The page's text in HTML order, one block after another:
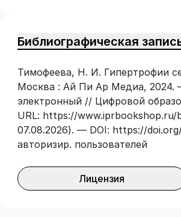
Библиографическая
Тимофеева, Н. И. Гипертрофии
Москва : Ай Пи Ар Медиа, 2024.
электронный // Цифровой
URL: https://www.iprbookshop.ru/
07.08.2026). — DOI: https://
авторизир. пользователей
Лицензия